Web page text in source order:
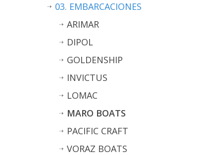
03. EMBARCACIONES
ARIMAR
DIPOL
GOLDENSHIP
INVICTUS
LOMAC
MARO BOATS
PACIFIC CRAFT
VORAZ BOATS